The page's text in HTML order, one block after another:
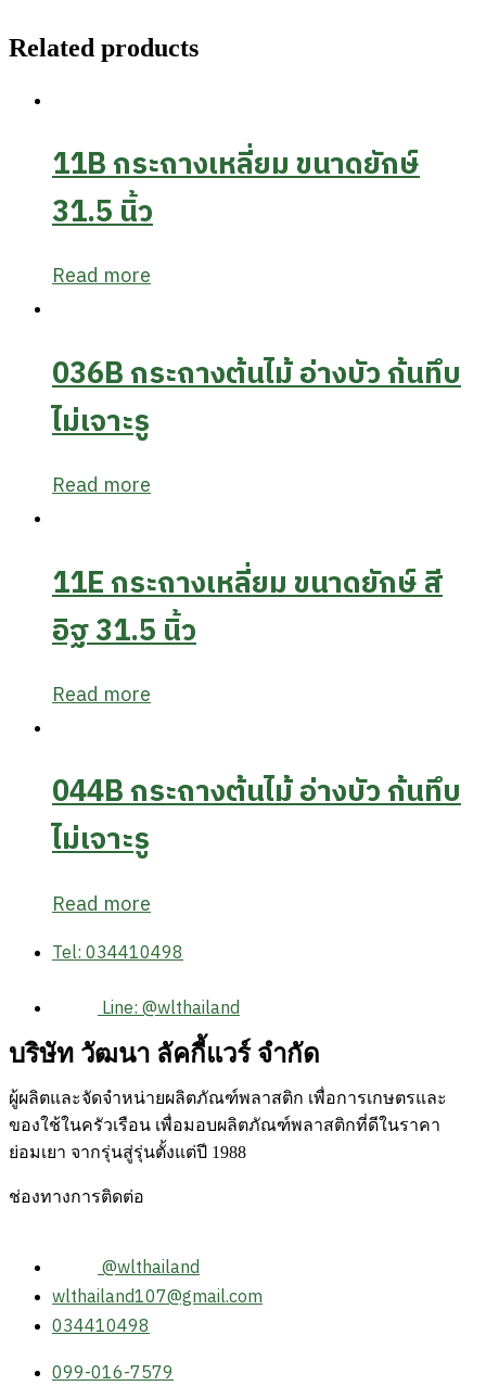
Related products
11B กระถางเหลี่ยม ขนาดยักษ์
31.5 นิ้ว
Read more
036B กระถางต้นไม้ อ่างบัว ก้นทึบ
ไม่เจาะรู
Read more
11E กระถางเหลี่ยม ขนาดยักษ์ สี
อิฐ 31.5 นิ้ว
Read more
044B กระถางต้นไม้ อ่างบัว ก้นทึบ
ไม่เจาะรู
Read more
Tel: 034410498
Line: @wlthailand
บริษัท วัฒนา ลัคกี้แวร์ จำกัด
ผู้ผลิตและจัดจำหน่ายผลิตภัณฑ์พลาสติก เพื่อการเกษตรและ
ของใช้ในครัวเรือน เพื่อมอบผลิตภัณฑ์พลาสติกที่ดีในราคา
ย่อมเยา จากรุ่นสู่รุ่นตั้งแต่ปี 1988
ช่องทางการติดต่อ
@wlthailand
wlthailand107@gmail.com
034410498
099-016-7579